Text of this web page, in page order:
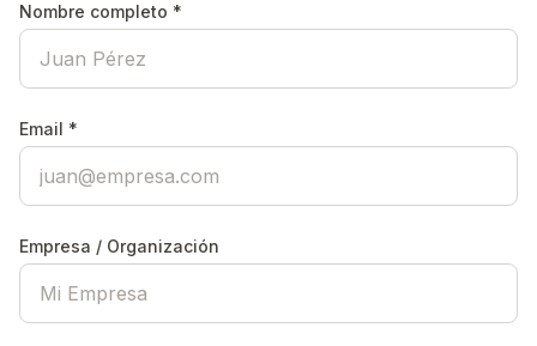
Nombre completo *
Email *
Empresa / Organización